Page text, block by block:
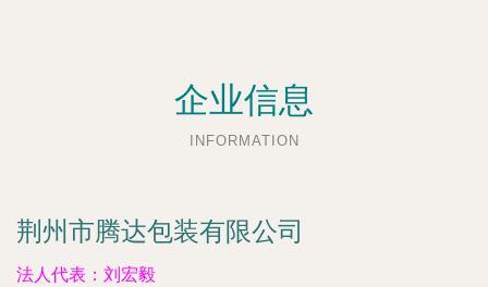
企业信息
INFORMATION
荆州市腾达包装有限公司
法人代表： 刘宏毅